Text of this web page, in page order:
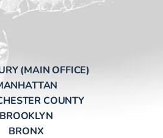
(MAIN OFFICE)
COUNTY
BROOKLYN
BRONX